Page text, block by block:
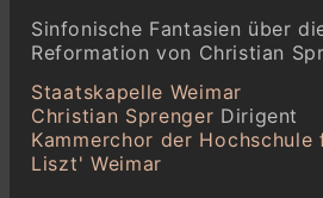
Sinfonische Fantasien über
Reformation von Christian
Staatskapelle Weimar
Christian Sprenger Dirigent
Kammerchor der Hochschule
Liszt' Weimar